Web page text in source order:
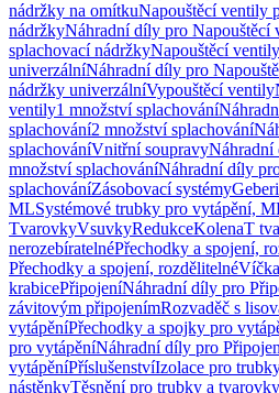
nádržky na omítkuNapouštěcí ventily
nádržkyNáhradní díly pro Napouštěcí
splachovací nádržkyNapouštěcí
univerzálníNáhradní díly pro
nádržky univerzálníVypouštěcí ventily
ventily1 množství splachování
splachování2 množství splachování
splachováníVnitřní soupravy
množství splachováníNáhradní díly
splachováníZásobovací systémy
MLSystémové trubky pro vytápění,
TvarovkyVsuvkyRedukceKolenaT
nerozebíratelnéPřechodky a spojení,
Přechodky a spojení, rozdělitelnéVíčka
krabicePřipojeníNáhradní díly pro
závitovým připojenímRozvaděč s
vytápěníPřechodky a spojky pro
pro vytápěníNáhradní díly pro
vytápěníPříslušenstvíIzolace pro
nástěnkyTěsnění pro trubky a tvarovky